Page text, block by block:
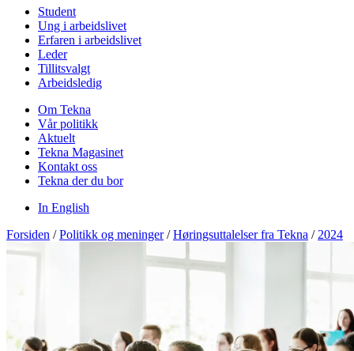
Student
Ung i arbeidslivet
Erfaren i arbeidslivet
Leder
Tillitsvalgt
Arbeidsledig
Om Tekna
Vår politikk
Aktuelt
Tekna Magasinet
Kontakt oss
Tekna der du bor
In English
Forsiden / Politikk og meninger / Høringsuttalelser fra Tekna / 2024